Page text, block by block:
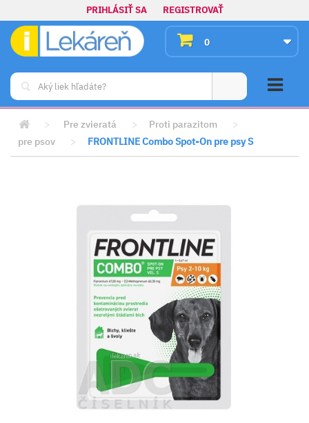
PRIHLÁSIŤ SA REGISTROVAŤ
0
> Pre zvieratá > Proti parazitom
>
pre psov
> FRONTLINE Combo Spot-On pre psy S